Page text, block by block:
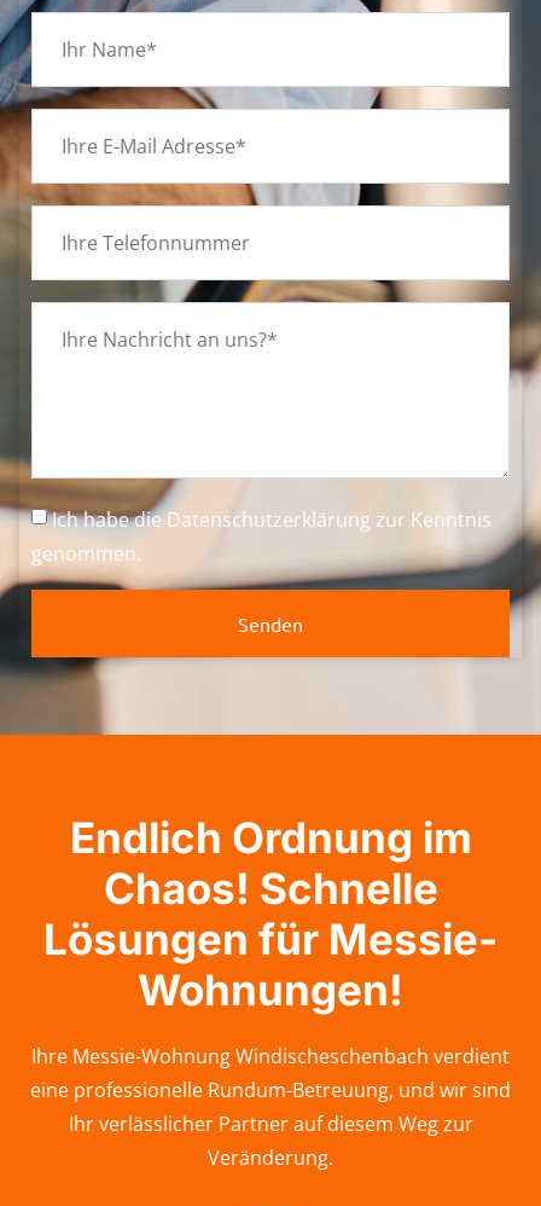
Ich habe dieDatenschutzerklärung zur Kenntnis
genommen.
Senden
Endlich Ordnung im
Chaos! Schnelle
Lösungen für Messie-
Wohnungen!
Ihre Messie-Wohnung Windischeschenbach verdient
eine professionelle Rundum-Betreuung, und wir sind
Ihr verlässlicher Partner auf diesem Weg zur
Veränderung.